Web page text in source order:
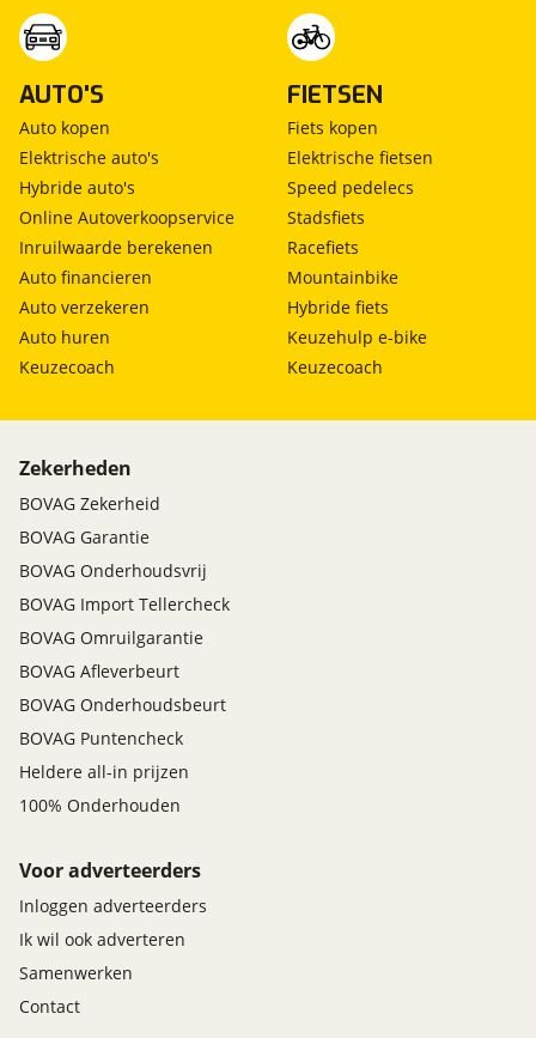
AUTO'S
Auto kopen
Elektrische auto's
Hybride auto's
Online Autoverkoopservice
Inruilwaarde berekenen
Auto financieren
Auto verzekeren
Auto huren
Keuzecoach
FIETSEN
Fiets kopen
Elektrische fietsen
Speed pedelecs
Stadsfiets
Racefiets
Mountainbike
Hybride fiets
Keuzehulp e-bike
Keuzecoach
Zekerheden
BOVAG Zekerheid
BOVAG Garantie
BOVAG Onderhoudsvrij
BOVAG Import Tellercheck
BOVAG Omruilgarantie
BOVAG Afleverbeurt
BOVAG Onderhoudsbeurt
BOVAG Puntencheck
Heldere all-in prijzen
100% Onderhouden
Voor adverteerders
Inloggen adverteerders
Ik wil ook adverteren
Samenwerken
Contact